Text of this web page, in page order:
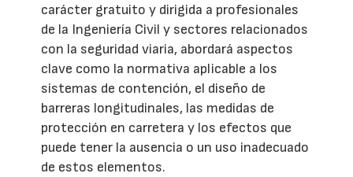
carácter gratuito y dirigida a profesionales
de la Ingeniería Civil y sectores relacionados
con la seguridad viaria, abordará aspectos
clave como la normativa aplicable a los
sistemas de contención, el diseño de
barreras longitudinales, las medidas de
protección en carretera y los efectos que
puede tener la ausencia o un uso inadecuado
de estos elementos.